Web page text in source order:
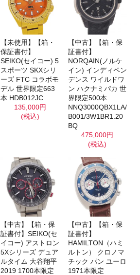
【未使用】【箱・
保証書付】
SEIKO(セイコー) 5
スポーツ SKXシリ
ーズ FTC コラボモ
デル 世界限定663
本 HDB012JC
135,000円
(税込)
【中古】【箱・保
証書付】
NORQAIN(ノルケ
イン) インディペン
デンス ワイルドワ
ン ハクナミパカ 世
界限定500本
NNQ3000QBX1LA/
B001/3W1BR1.20
BQ
475,000円
(税込)
【中古】【箱・保
証書付】SEIKO(セ
イコー) アストロン
5Xシリーズ デュア
ルタイム 大谷翔平
2019 1700本限定
【中古】【箱・保
証書付】
HAMILTON（ハミ
ルトン） クロノマ
チック パン ユーロ
1971本限定